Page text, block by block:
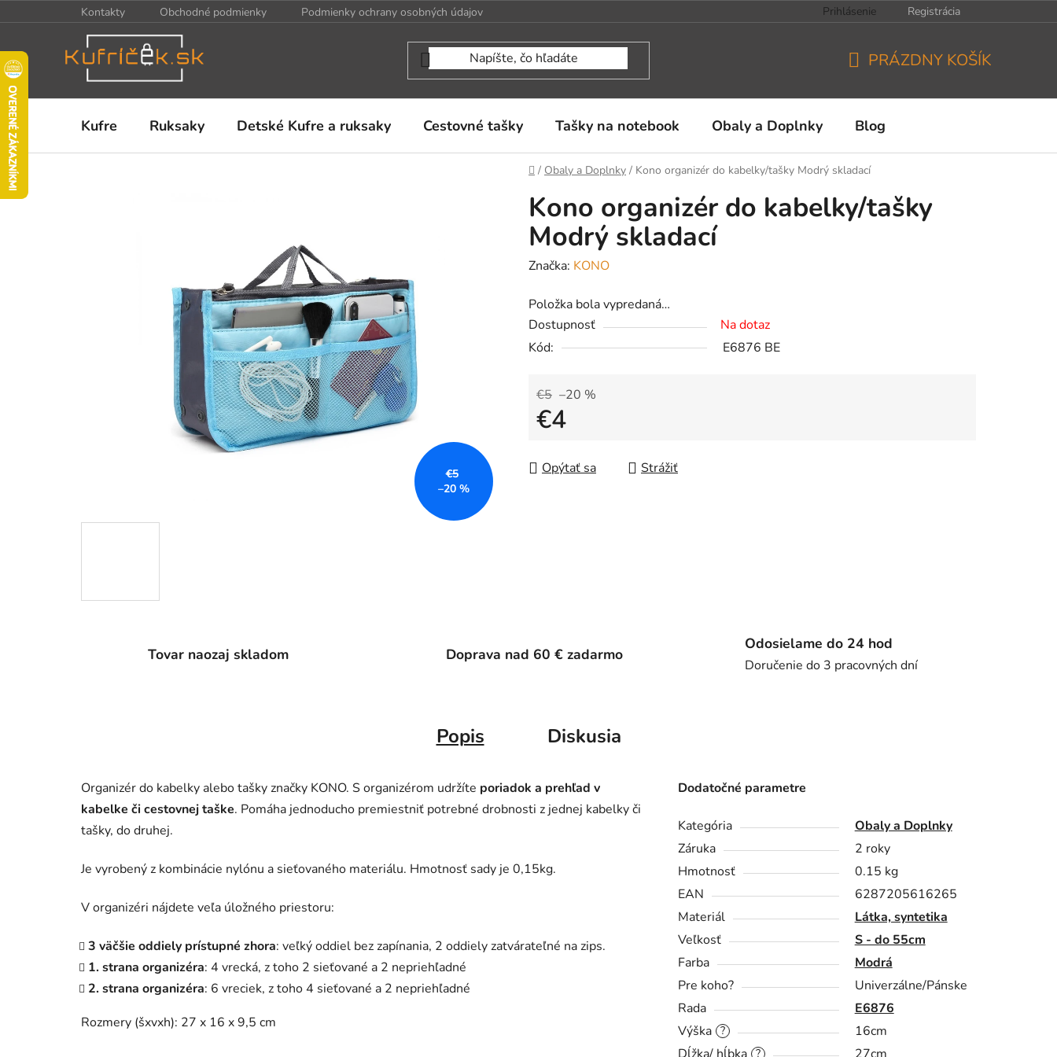
na
Kontakty Obchodné podmienky Podmienky ochrany osobných údajov Prihlásenie Registrácia
KOŠÍK
PRÁZDNY KOŠÍK
Kufre Ruksaky Detské Kufre a ruksaky Cestovné tašky Tašky na notebook Obaly a Doplnky Blog
Domov
/ Obaly a Doplnky / Kono organizér do kabelky/tašky Modrý skladací
Kono organizér do kabelky/tašky
Modrý skladací
Značka: KONO
Položka bola vypredaná…
Dostupnosť
Na dotaz
Kód:
E6876 BE
€5 –20 %
€4
Opýtať sa
Strážiť
€5
–20 %
Tovar naozaj skladom Doprava nad 60 € zadarmo
Odosielame do 24 hod
Doručenie do 3 pracovných dní
Popis Diskusia
Organizér do kabelky alebo tašky značky KONO. S organizérom udržíte poriadok a prehľad v
kabelke či cestovnej taške. Pomáha jednoducho premiestniť potrebné drobnosti z jednej kabelky či
tašky, do druhej.
Je vyrobený z kombinácie nylónu a sieťovaného materiálu. Hmotnosť sady je 0,15kg.
V organizéri nájdete veľa úložného priestoru:
3 väčšie oddiely prístupné zhora: veľký oddiel bez zapínania, 2 oddiely zatvárateľné na zips.
1. strana organizéra: 4 vrecká, z toho 2 sieťované a 2 nepriehľadné
2. strana organizéra: 6 vreciek, z toho 4 sieťované a 2 nepriehľadné
Rozmery (šxvxh): 27 x 16 x 9,5 cm
Dodatočné parametre
Kategória
Obaly a Doplnky
Záruka
2 roky
Hmotnosť
0.15 kg
EAN
6287205616265
Materiál
Látka, syntetika
Veľkosť
S - do 55cm
Farba
Modrá
Pre koho?
Univerzálne/Pánske
Rada
E6876
?
Výška 16cm
?